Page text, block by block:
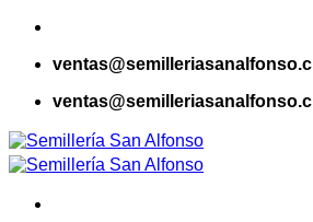
Saltar
contenidoventas@semilleriasanalfonso.cl
ventas@semilleriasanalfonso.cl